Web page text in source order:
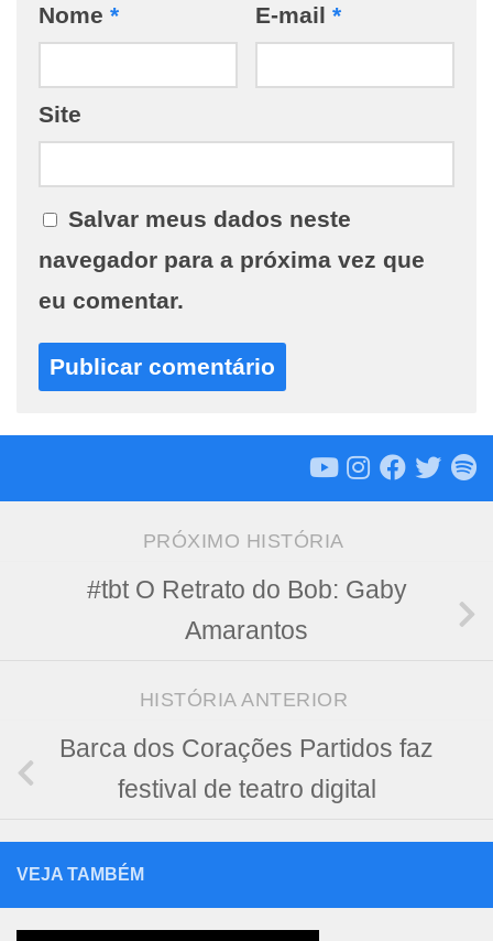
Nome * E-mail *
Site
Salvar meus dados neste
navegador para a próxima vez que
eu comentar.
PRÓXIMO HISTÓRIA
#tbt O Retrato do Bob: Gaby
Amarantos
HISTÓRIA ANTERIOR
Barca dos Corações Partidos faz
festival de teatro digital
VEJA TAMBÉM